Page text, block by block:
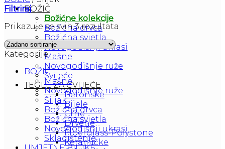
BOŽIĆ
Božićne kolekcije
Božićna drvca
Božićna svjetla
Novogodišnji ukrasi
Mašne
Novogodišnje ruže
Svijeće
TEGLE ZA CVIJEĆE
Betonske
Bijele
Crne
Drvene
Fiberglass-Polystone
Keramičke
Filtriraj
Prikazuje se svih 3 rezultata
Kategorije
BOŽIĆ
Mašne
Novogodišnje ruže
Šiljak
Božićna drvca
Božićna svjetla
Novogodišnji ukrasi
Skladištenje